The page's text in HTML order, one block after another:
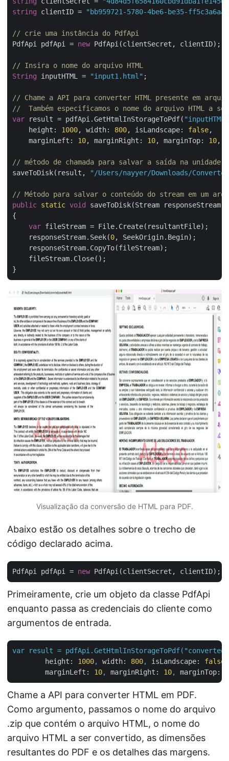
string clientID = "bb959721-5780-4be6-be35-
// crie uma instância do PdfApi
PdfApi pdfApi = new PdfApi(clientSecret, clientID);
// Insira o nome do arquivo HTML
String inputHTML = "input1.html" ;
// Chame a API para converter HTML presente em
//  Também especificamos o nome do arquivo HTML a
var result = pdfApi.GetHtmlInStorageToPdf(
    height:
1000, width: 800, isLandscape: false,
    marginLeft:
10, marginRight: 10, marginTop: 10,
// método de chamada para salvar a saída na unidade
saveToDisk(result,
"/Users/nayyer/Downloads/
// Método para salvar o conteúdo do stream em um
public static void
saveToDisk(Stream responseStream,
{
var fileStream = File.Create(resultantFile);
    responseStream.Seek(
0, SeekOrigin.Begin);
    responseStream.CopyTo(fileStream);
    fileStream.Close();
Visualização da conversão de HTML para PDF.
Abaixo estão os detalhes sobre o trecho de
código declarado acima.
PdfApi pdfApi = new
Primeiramente, crie um objeto da classe PdfApi
enquanto passa as credenciais do cliente como
argumentos de entrada.
var result =
height:
1000, width: 800, isLandscape: false
marginLeft:
10, marginRight: 10, marginTop:
Chame a API para converter HTML em PDF.
Como argumento, passamos o nome do arquivo
.zip que contém o arquivo HTML, o nome do
arquivo HTML a ser convertido, as dimensões
resultantes do PDF e os detalhes das margens.